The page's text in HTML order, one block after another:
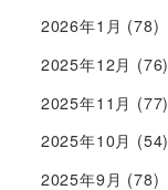
2026年1月 (78)
2025年12月 (76)
2025年11月 (77)
2025年10月 (54)
2025年9月 (78)